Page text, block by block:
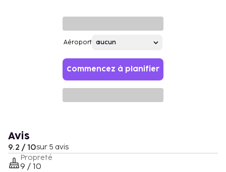
Aéroport
Commencez à planifier
Avis
9.2 / 10sur 5 avis
Propreté
9 / 10